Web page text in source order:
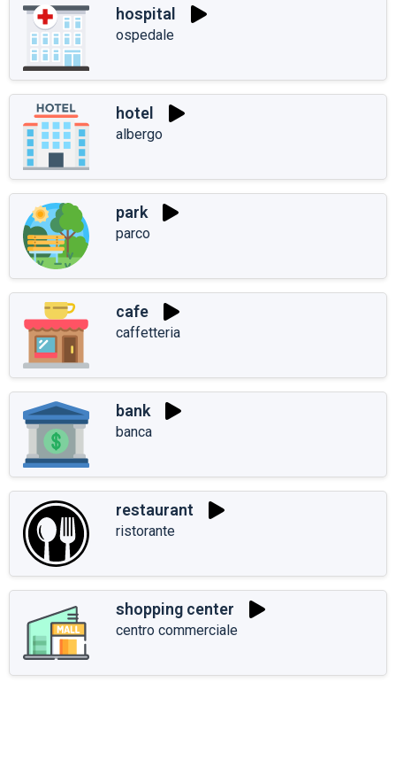
hospital
ospedale
hotel
albergo
park
parco
cafe
caffetteria
bank
banca
restaurant
ristorante
shopping center
centro commerciale